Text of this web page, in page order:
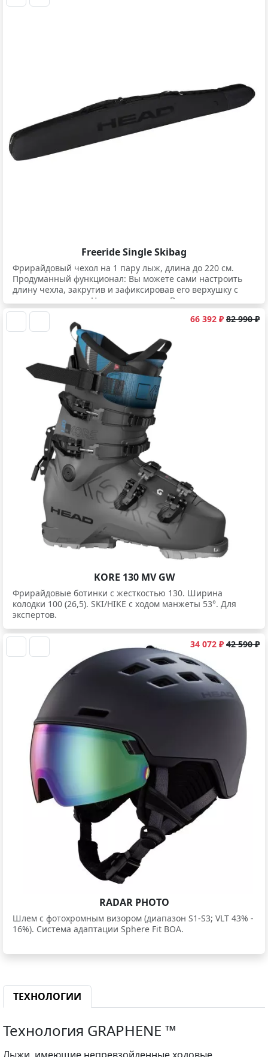
Freeride Single Skibag
Фрирайдовый чехол на 1 пару лыж, длина до 220 см.
Продуманный функционал: Вы можете сами настроить
длину чехла, закрутив и зафиксировав его верхушку с
помощью клипсы. Но это не новость. Важная инновация
в том, что при изменении длины не потеряется
балансировка чехла, так как карабины его плечевой
лямки можно перестегнуть в предусмотренные петли
ближе или дальше от центра - таким образом Вам всегда
будет удобно носить чехол на плече.
66 392 ₽ 82 990 ₽
KORE 130 MV GW
Фрирайдовые ботинки c жесткостью 130. Ширина
колодки 100 (26,5). SKI/HIKE с ходом манжеты 53°. Для
экспертов.
34 072 ₽ 42 590 ₽
RADAR PHOTO
Шлем с фотохромным визором (диапазон S1-S3; VLT 43% -
16%). Система адаптации Sphere Fit BOA.
ТЕХНОЛОГИИ
Технология GRAPHENE ™
Лыжи, имеющие непревзойденные ходовые